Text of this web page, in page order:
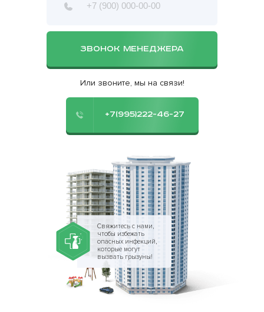
ЗВОНОК МЕНЕДЖЕРА
Или звоните, мы на связи!
+7(995)222-46-27
Свяжитесь с нами,
чтобы избежать
опасных инфекций,
которые могут
вызвать грызуны!